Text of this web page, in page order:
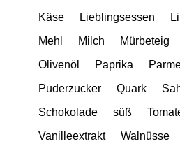
Käse
Lieblingsessen
Mehl
Milch Mürbeteig
Olivenöl
Paprika
Puderzucker
Quark
Schokolade
süß
Vanilleextrakt
Walnüsse